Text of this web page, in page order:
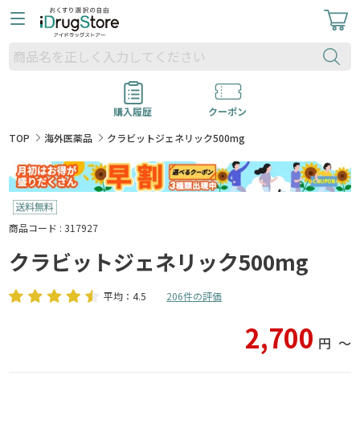
購入履歴
クーポン
TOP
海外医薬品 クラビットジェネリック500mg
商品コード : 317927
クラビットジェネリック500mg
平均：4.5 206件の評価
2,700 円 〜